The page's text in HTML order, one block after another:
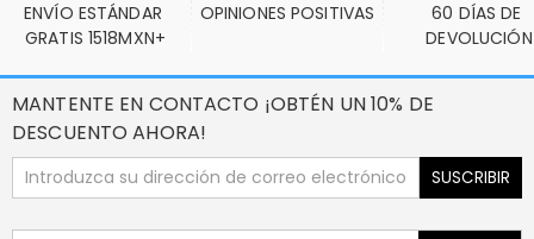
ENVÍO ESTÁNDAR
GRATIS 1518MXN+
OPINIONES POSITIVAS
60 DÍAS DE
DEVOLUCIÓN
MANTENTE EN CONTACTO ¡OBTÉN UN 10% DE
DESCUENTO AHORA!
SUSCRIBIR